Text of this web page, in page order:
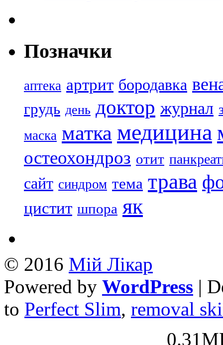
Позначки
аптека артрит бородавка
грудь день доктор журнал
маска матка медицина
остеохондроз отит
сайт синдром тема трава
цистит шпора як
© 2016 Mій Лікар
Powered by WordPress |
to Perfect Slim, removal